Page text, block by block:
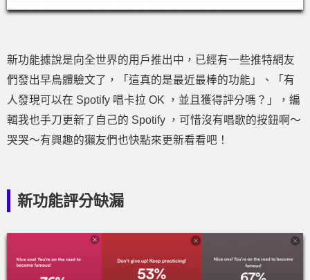
新功能據說是向全世界的用戶推出中，已經有一些推特網友
們發出早鳥體驗文了，「這真的是最近最棒的功能」、「有
人發現可以在 Spotify 唱卡拉 OK ，並且獲得評分嗎？」，編
輯我也手刀更新了自己的 Spotify ，可惜沒有唱歌的按鈕啊～
哭哭～有興趣的獺友們也快點來更新看看吧！
新功能評分缺漏